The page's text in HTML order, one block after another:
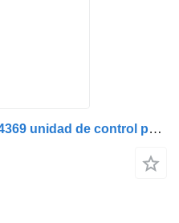
Unitate de Control RTC 2424369 unidad de control para Scania ECU camión